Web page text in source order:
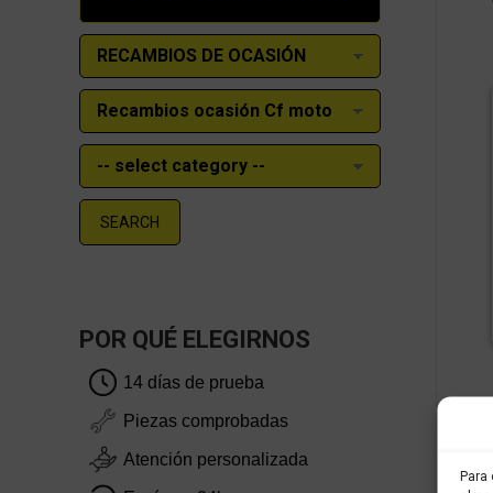
Para
SEARCH
POR QUÉ ELEGIRNOS
14 días de prueba
Piezas comprobadas
Atención personalizada